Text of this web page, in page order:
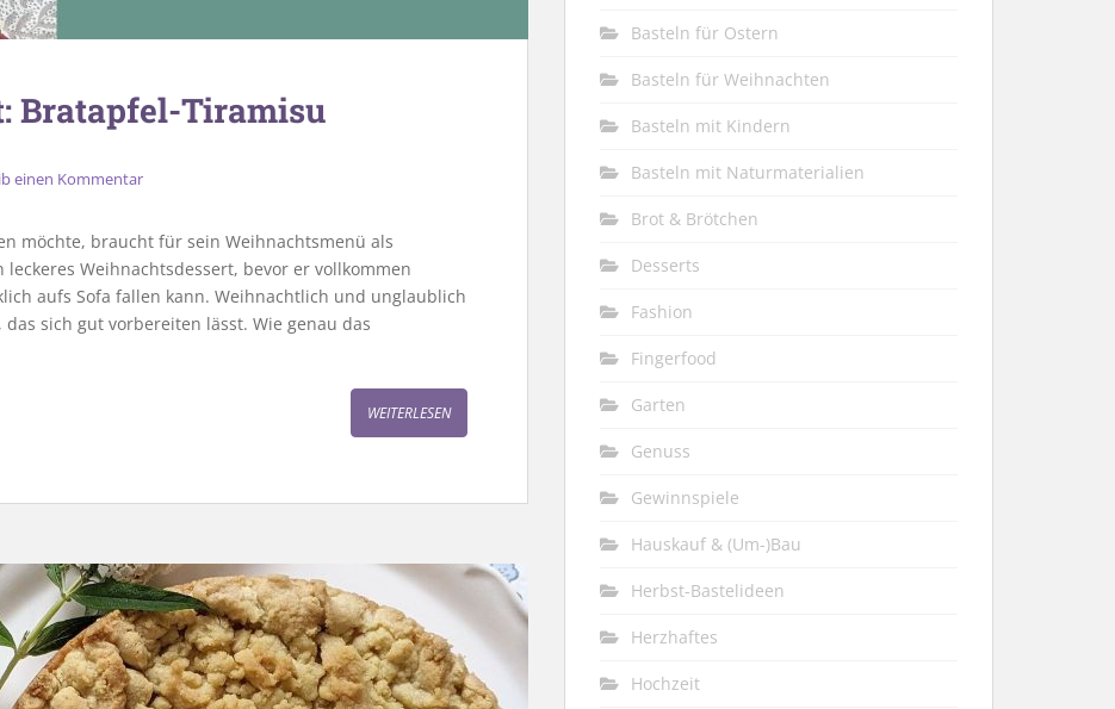
Bratapfel-Tiramisu
einen Kommentar
möchte, braucht für sein Weihnachtsmenü als
Weihnachtsdessert, bevor er vollkommen
aufs Sofa fallen kann. Weihnachtlich und unglaublich
sich gut vorbereiten lässt. Wie genau das
WEITERLESEN
Basteln für Ostern
Basteln für Weihnachten
Basteln mit Kindern
Basteln mit Naturmaterialien
Brot & Brötchen
Desserts
Fashion
Fingerfood
Garten
Genuss
Gewinnspiele
Hauskauf & (Um-)Bau
Herbst-Bastelideen
Herzhaftes
Hochzeit